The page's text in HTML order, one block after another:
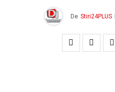
De Stiri24PLUS